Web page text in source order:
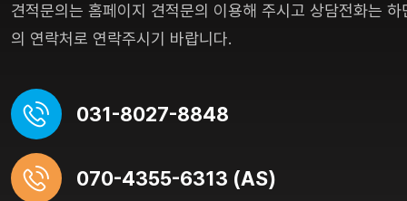
견적문의는 홈페이지 견적문의 이용해 주시고 상담전화는 하
의 연락처로 연락주시기 바랍니다.
031-8027-8848
070-4355-6313 (AS)